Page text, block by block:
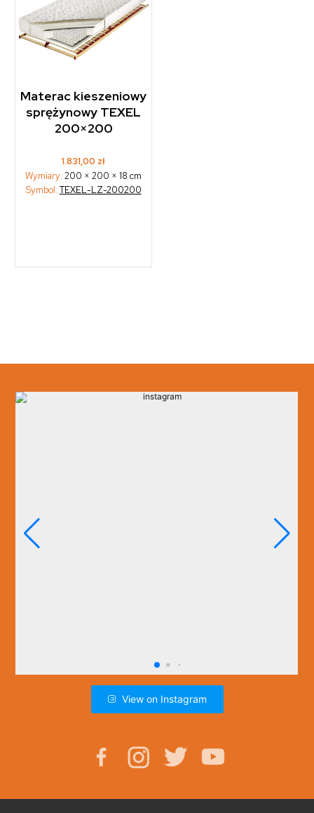
Materac kieszeniowy
sprężynowy TEXEL
200×200
1.831,00 zł
Wymiary:200 × 200 × 18 cm
Symbol:TEXEL-LZ-200200
View on Instagram